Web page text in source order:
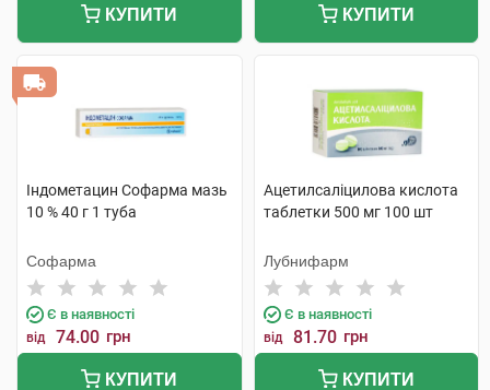
КУПИТИ КУПИТИ
Індометацин Софарма мазь
10 % 40 г 1 туба
Софарма
Є в наявності
від 74.00 грн
КУПИТИ
Ацетилсаліцилова кислота
таблетки 500 мг 100 шт
Лубнифарм
Є в наявності
від 81.70 грн
КУПИТИ